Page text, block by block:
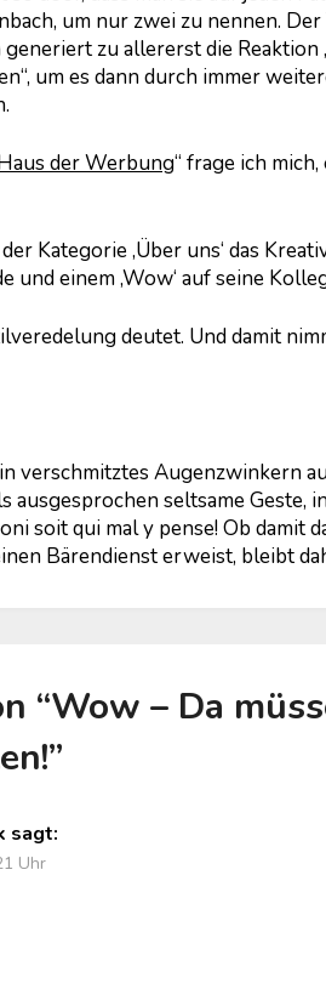
um nur zwei zu nennen.
zu allererst die
um es dann durch immer
der Werbung“ frage ich
Kategorie ‚Über uns‘ das
und einem ‚Wow‘ auf seine
deutet. Und damit
verschmitztes Augenzwinkern
ausgesprochen seltsame Geste,
soit qui mal y pense! Ob damit
Bärendienst erweist, bleibt
“Wow – Da
”
sagt:
Uhr